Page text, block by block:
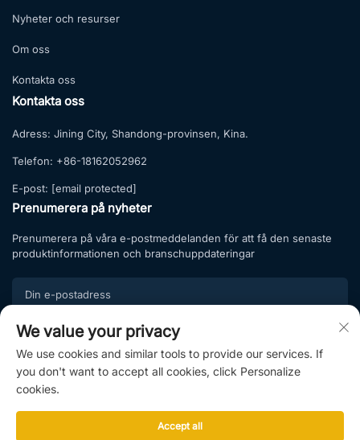
Nyheter och resurser
Om oss
Kontakta oss
Kontakta oss
Adress: Jining City, Shandong-provinsen, Kina.
Telefon: +86-18162052962
E-post: [email protected]
Prenumerera på nyheter
Prenumerera på våra e-postmeddelanden för att få den senaste
produktinformationen och branschuppdateringar
Prenumerera
Gå med i vår prenumerationslista och ta del av exklusiva
erbjudanden och professionella råd.
We value your privacy
We use cookies and similar tools to provide our services. If
you don't want to accept all cookies, click Personalize
cookies.
Accept all